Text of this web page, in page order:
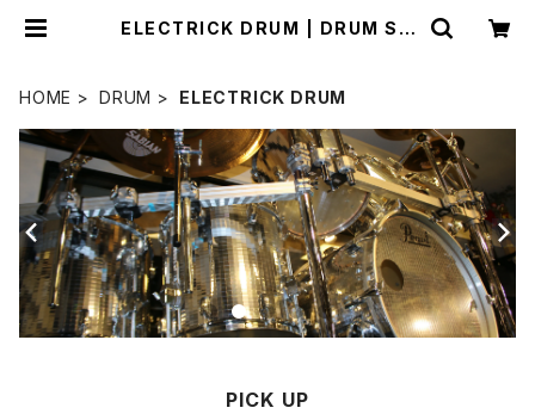
ELECTRICK DRUM | DRUM SH
HOME DRUM ELECTRICK DRUM
PICK UP